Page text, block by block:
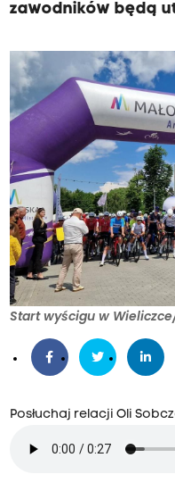
zawodników będą
Start wyścigu w
Posłuchaj relacji Oli